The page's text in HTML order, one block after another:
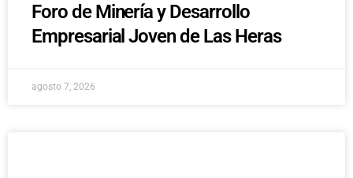
Foro de Minería y Desarrollo
Empresarial Joven de Las Heras
agosto 7, 2026